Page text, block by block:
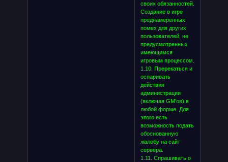
своих обязанностей.
Создание в игре
преднамеренных
помех для других
пользователей, не
предусмотренных
имеющимся
игровым процессом.
1.10. Пререкаться и
оспаривать
действия
администрации
(включая GM'ов) в
любой форме. Для
этого есть
возможность подать
обоснованную
жалобу на сайт
сервера.
1.11. Спрашивать о